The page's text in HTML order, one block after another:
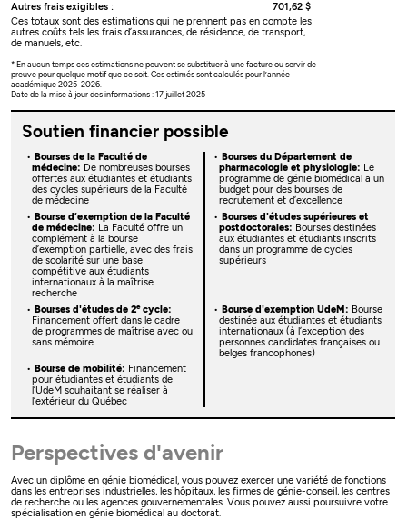
Autres frais exigibles :
701,62 $
Ces totaux sont des estimations qui ne prennent pas en compte les
autres coûts tels les frais d’assurances, de résidence, de transport,
de manuels, etc.
* En aucun temps ces estimations ne peuvent se substituer à une facture ou servir de
preuve pour quelque motif que ce soit. Ces estimés sont calculés pour l’année
académique 2025-2026.
Date de la mise à jour des informations : 17 juillet 2025
Soutien financier possible
Bourses de la Faculté de
médecine: De nombreuses bourses
offertes aux étudiantes et étudiants
des cycles supérieurs de la Faculté
de médecine
Bourses du Département de
pharmacologie et physiologie: Le
programme de génie biomédical a un
budget pour des bourses de
recrutement et d’excellence
Bourse d’exemption de la Faculté
de médecine: La Faculté offre un
complément à la bourse
d’exemption partielle, avec des frais
de scolarité sur une base
compétitive aux étudiants
internationaux à la maîtrise
recherche
Bourses d'études supérieures et
postdoctorales: Bourses destinées
aux étudiantes et étudiants inscrits
dans un programme de cycles
supérieurs
Bourses d'études de 2ecycle:
Financement offert dans le cadre
de programmes de maîtrise avec ou
sans mémoire
Bourse d'exemption UdeM: Bourse
destinée aux étudiantes et étudiants
internationaux (à l’exception des
personnes candidates françaises ou
belges francophones)
Bourse de mobilité: Financement
pour étudiantes et étudiants de
l’UdeM souhaitant se réaliser à
l’extérieur du Québec
Perspectives d'avenir
Avec un diplôme en génie biomédical, vous pouvez exercer une variété de fonctions
dans les entreprises industrielles, les hôpitaux, les firmes de génie-conseil, les centres
de recherche ou les agences gouvernementales. Vous pouvez aussi poursuivre votre
spécialisation en génie biomédical au doctorat.